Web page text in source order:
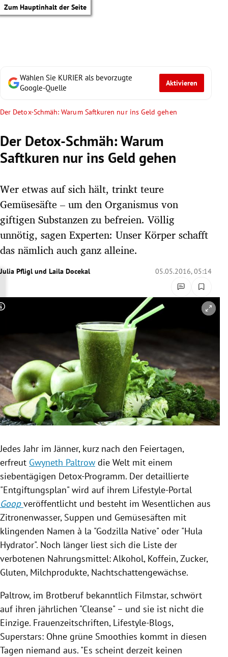
Zum Hauptinhalt der Seite
Untermenü
Untermenü
Untermenü
Untermenü
Untermenü
Untermenü
Untermenü
Wählen Sie KURIER als bevorzugte
Google-Quelle
Aktivieren
Der Detox-Schmäh: Warum Saftkuren nur ins Geld gehen
Der Detox-Schmäh: Warum
Saftkuren nur ins Geld gehen
Wer etwas auf sich hält, trinkt teure
Gemüsesäfte – um den Organismus von
giftigen Substanzen zu befreien. Völlig
unnötig, sagen Experten: Unser Körper schafft
das nämlich auch ganz alleine.
Julia Pfligl und Laila Docekal 05.05.2016, 05:14
Copyright-Hinweis öffnen/schließen
Jedes Jahr im Jänner, kurz nach den Feiertagen,
erfreut Gwyneth Paltrow die Welt mit einem
siebentägigen Detox-Programm. Der detaillierte
"Entgiftungsplan" wird auf ihrem Lifestyle-Portal
Goopveröffentlicht und besteht im Wesentlichen aus
Zitronenwasser, Suppen und Gemüsesäften mit
klingenden Namen à la "Godzilla Native" oder "Hula
Hydrator". Noch länger liest sich die Liste der
verbotenen Nahrungsmittel: Alkohol, Koffein, Zucker,
Gluten, Milchprodukte, Nachtschattengewächse.
Paltrow, im Brotberuf bekanntlich Filmstar, schwört
auf ihren jährlichen "Cleanse" – und sie ist nicht die
Einzige. Frauenzeitschriften, Lifestyle-Blogs,
Superstars: Ohne grüne Smoothies kommt in diesen
Tagen niemand aus. "Es scheint derzeit keinen